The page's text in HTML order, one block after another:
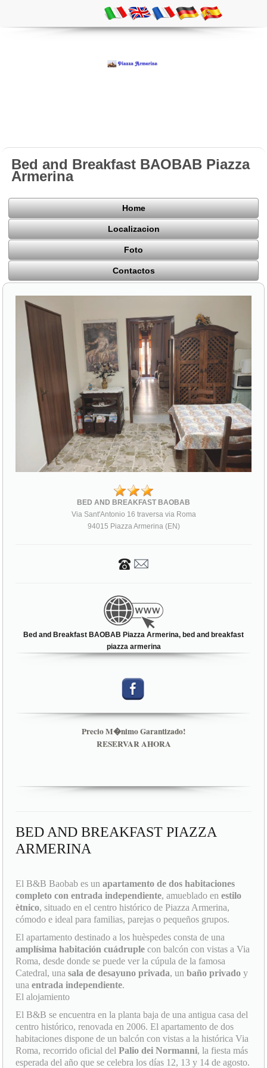
Bed and Breakfast BAOBAB Piazza
Armerina
Home
Localizacion
Foto
Contactos
Via Sant'Antonio 16 traversa via Roma
94015 Piazza Armerina (EN)
Bed and Breakfast BAOBAB Piazza Armerina, bed and breakfast
piazza armerina
RESERVAR AHORA
ARMERINA
ètnico, situado en el centro histórico de Piazza Armerina,
cómodo e ideal para familias, parejas o pequeños grupos.
El apartamento destinado a los huèspedes consta de una
amplísima habitación cuádruplecon balcón con vistas a Via
Roma, desde donde se puede ver la cúpula de la famosa
Catedral, unasala de desayuno privada, unbaño privadoy
unaentrada independiente.
El alojamiento
El B&B se encuentra en la planta baja de una antigua casa del
centro histórico, renovada en 2006. El apartamento de dos
habitaciones dispone de un balcón con vistas a la histórica Via
Roma, recorrido oficial delPalio dei Normanni, la fiesta más
esperada del año que se celebra los días 12, 13 y 14 de agosto.
Distancias y lugares de interès